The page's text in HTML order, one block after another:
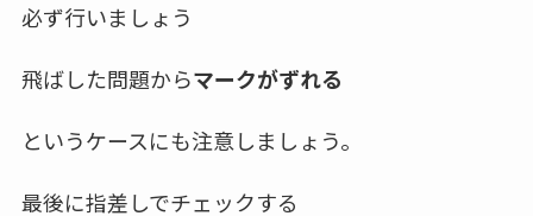
必ず行いましょう
飛ばした問題からマークがずれる
というケースにも注意しましょう。
最後に指差しでチェックする